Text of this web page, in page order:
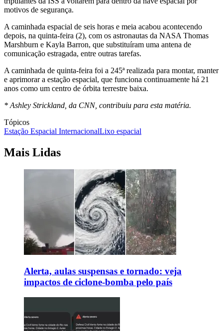
motivos de segurança.
A caminhada espacial de seis horas e meia acabou acontecendo
depois, na quinta-feira (2), com os astronautas da NASA Thomas
Marshburn e Kayla Barron, que substituíram uma antena de
comunicação estragada, entre outras tarefas.
A caminhada de quinta-feira foi a 245ª realizada para montar, manter
e aprimorar a estação espacial, que funciona continuamente há 21
anos como um centro de órbita terrestre baixa.
* Ashley Strickland, da CNN, contribuiu para esta matéria.
Tópicos
Estação Espacial InternacionalLixo espacial
Mais Lidas
Alerta, aulas suspensas e tornado: veja
impactos de ciclone-bomba pelo país